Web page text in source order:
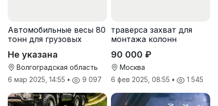
Автомобильные весы 80
тонн для грузовых
Не указана
Волгоградская область
6 мар 2025, 14:55 • 9 097
траверса захват для
монтажа колонн
90 000 ₽
Москва
6 фев 2025, 08:55 • 1 545